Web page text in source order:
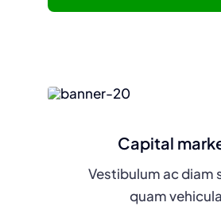
Capital
Vestibulum ac diam
quam